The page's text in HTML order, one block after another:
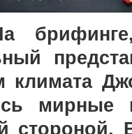
климата
мирные